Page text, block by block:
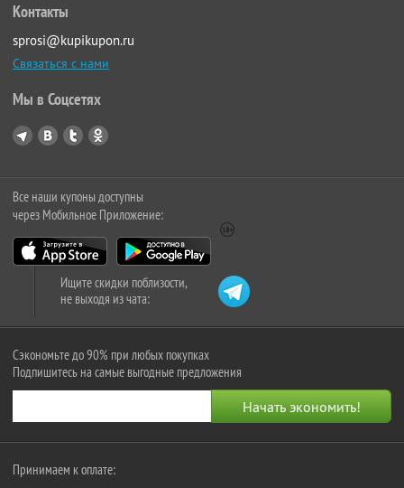
Контакты
sprosi@kupikupon.ru
Связаться с нами
Мы в Соцсетях
Все наши купоны доступны
через Мобильное Приложение:
Ищите скидки поблизости,
не выходя из чата:
Сэкономьте до 90% при любых покупках
Подпишитесь на самые выгодные предложения
Принимаем к оплате: